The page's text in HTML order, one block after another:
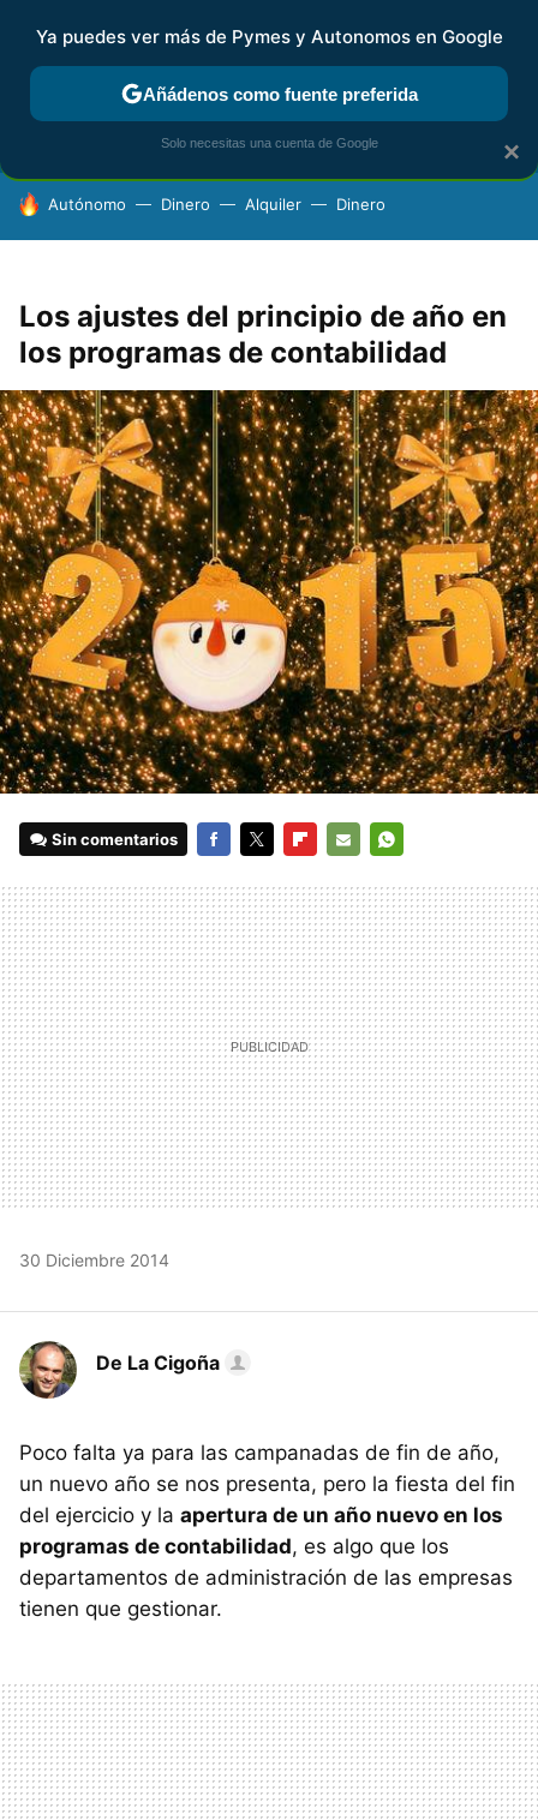
FISCALIDAD Y CONTABILIDAD KIT DIGITAL RENTA
HOY SE HABLA DE
Autónomo Dinero Alquiler Dinero
Los ajustes del principio de año en
los programas de contabilidad
Sin comentarios
MAIL
30 Diciembre 2014
De La Cigoña
Poco falta ya para las campanadas de fin de año,
un nuevo año se nos presenta, pero la fiesta del fin
del ejercicio y la apertura de un año nuevo en los
programas de contabilidad, es algo que los
departamentos de administración de las empresas
tienen que gestionar.
×
Ya puedes ver más de Pymes y Autonomos en Google
Añádenos como fuente preferida
Solo necesitas una cuenta de Google